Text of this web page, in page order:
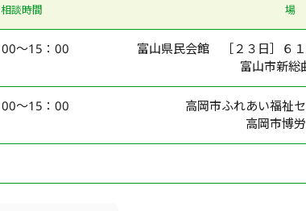
相談時間
～15：00
富山県民会館 ［２３日］６
富山市新総
～15：00
高岡市ふれあい福祉
高岡市博